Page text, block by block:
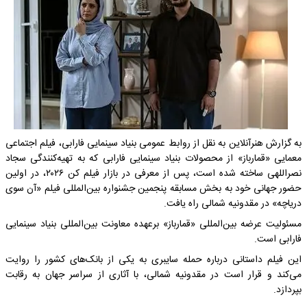
به گزارش هنرآنلاین به نقل از روابط عمومی بنیاد سینمایی فارابی، فیلم اجتماعی
معمایی «قمارباز» از محصولات بنیاد سینمایی فارابی که به تهیه‌کنندگی سجاد
نصراللهی ساخته شده است، پس از معرفی در بازار فیلم کن ۲۰۲۶، در اولین
حضور جهانی خود به بخش مسابقه پنجمین جشنواره بین‌المللی فیلم «آن سوی
دریاچه» در مقدونیه شمالی راه یافت.
مسئولیت عرضه بین‌المللی «قمارباز» برعهده معاونت بین‌المللی بنیاد سینمایی
فارابی است.
این فیلم داستانی درباره حمله سایبری به یکی از بانک‌های کشور را روایت
می‌کند و قرار است در مقدونیه شمالی، با آثاری از سراسر جهان به رقابت
بپردازد.